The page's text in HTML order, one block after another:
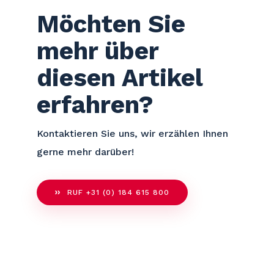
Möchten Sie
mehr über
diesen Artikel
erfahren?
Kontaktieren Sie uns, wir erzählen Ihnen
gerne mehr darüber!
RUF +31 (0) 184 615 800